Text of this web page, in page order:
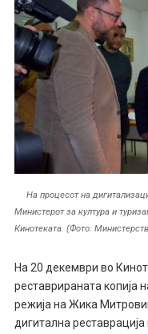
На процесот на
Министерот за култура и
Кинотеката. (Фото:
На 20 декември во
реставрираната копија
режија на Жика
дигитална